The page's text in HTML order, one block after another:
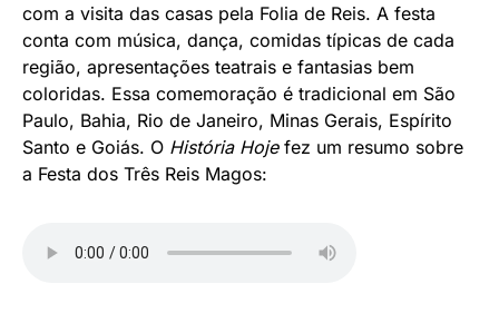
com a visita das casas pela Folia de Reis. A festa
conta com música, dança, comidas típicas de cada
região, apresentações teatrais e fantasias bem
coloridas. Essa comemoração é tradicional em São
Paulo, Bahia, Rio de Janeiro, Minas Gerais, Espírito
Santo e Goiás. O História Hoje fez um resumo sobre
a Festa dos Três Reis Magos: